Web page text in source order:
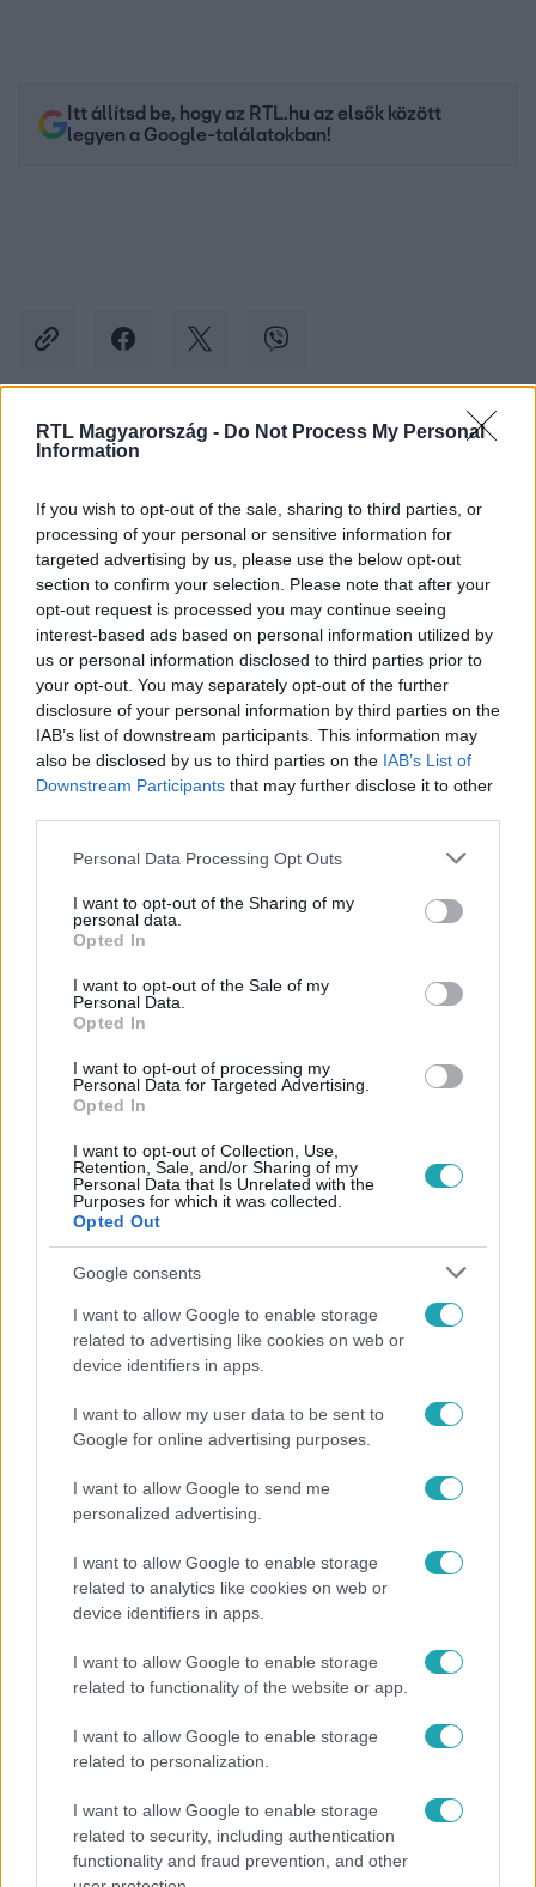
RTL Magyarország - Do Not Process My Personal
Information
If you wish to opt-out of the sale, sharing to third parties, or
processing of your personal or sensitive information for
targeted advertising by us, please use the below opt-out
section to confirm your selection. Please note that after your
opt-out request is processed you may continue seeing
interest-based ads based on personal information utilized by
us or personal information disclosed to third parties prior to
your opt-out. You may separately opt-out of the further
disclosure of your personal information by third parties on the
IAB’s list of downstream participants. This information may
also be disclosed by us to third parties on the IAB’s List of
Downstream Participants that may further disclose it to other
Please note that this website/app uses one or more Google
not limited to your visit or usage behaviour. You may click to
grant or deny consent to Google and its third-party tags to
use your data for below specified purposes in below Google
consent section.
Personal Data Processing Opt Outs
I want to opt-out of the Sharing of my
personal data.
Opted In
I want to opt-out of the Sale of my
Personal Data.
Opted In
I want to opt-out of processing my
Personal Data for Targeted Advertising.
Opted In
I want to opt-out of Collection, Use,
Retention, Sale, and/or Sharing of my
Personal Data that Is Unrelated with the
Purposes for which it was collected.
Opted Out
Google consents
I want to allow Google to enable storage
related to advertising like cookies on web or
device identifiers in apps.
I want to allow my user data to be sent to
Google for online advertising purposes.
I want to allow Google to send me
personalized advertising.
I want to allow Google to enable storage
related to analytics like cookies on web or
device identifiers in apps.
I want to allow Google to enable storage
related to functionality of the website or app.
I want to allow Google to enable storage
related to personalization.
I want to allow Google to enable storage
related to security, including authentication
functionality and fraud prevention, and other
Itt állítsd be, hogy az RTL.hu az elsők között
legyen a Google-találatokban!
Kövess minket, és értesülj a friss hírekről a
Követem
KÜLFÖLD PAPAGÁJTOJÁS TOJÁS
#CSEMPÉSZET #REPÜLŐTÉR REPTÉRI ELLENŐRZÉS
Népszerű
14:09
„A csúcs opcionális, a biztonságos hazatérés
kötelező” – 50 méterre a csúcstól fordult vissza
Klein Dávid
előtt vették észre, hogy már nem él